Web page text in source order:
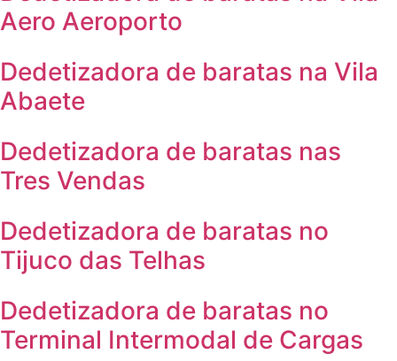
Aero Aeroporto
Dedetizadora de baratas na Vila
Abaete
Dedetizadora de baratas nas
Tres Vendas
Dedetizadora de baratas no
Tijuco das Telhas
Dedetizadora de baratas no
Terminal Intermodal de Cargas